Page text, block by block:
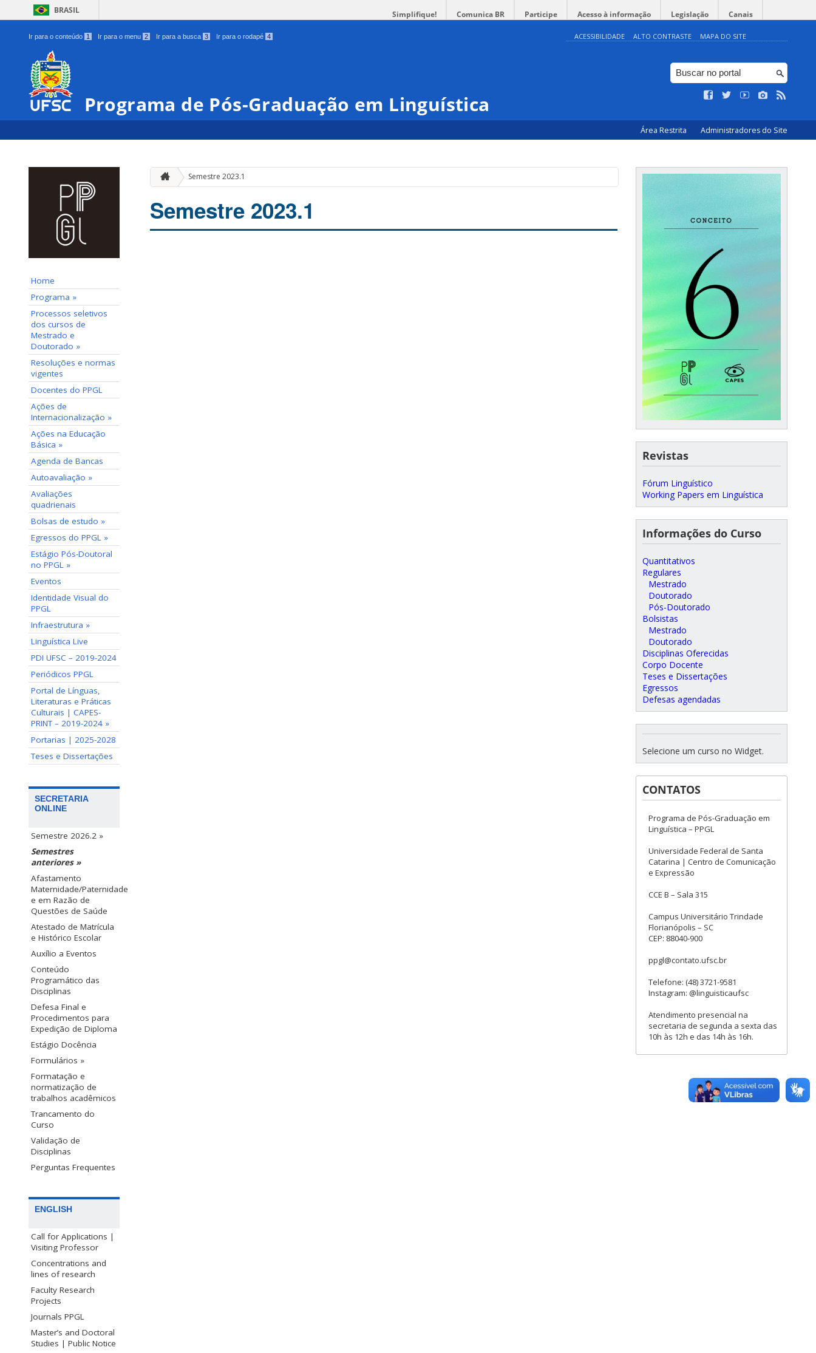
BRASIL Simplifique! Comunica BR Participe Acesso à informação Legislação Canais
Ir para o conteúdo 1 Ir para o menu 2 Ir para a busca 3 Ir para o rodapé 4 ACESSIBILIDADE ALTO CONTRASTE MAPA DO SITE
Programa de Pós-Graduação em Linguística
Área Restrita Administradores do Site
Home
Programa »
Processos seletivos
dos cursos de
Mestrado e
Doutorado »
Resoluções e normas
vigentes
Docentes do PPGL
Ações de
Internacionalização »
Ações na Educação
Básica »
Agenda de Bancas
Autoavaliação »
Avaliações
quadrienais
Bolsas de estudo »
Egressos do PPGL »
Estágio Pós-Doutoral
no PPGL »
Eventos
Identidade Visual do
PPGL
Infraestrutura »
Linguística Live
PDI UFSC – 2019-2024
Periódicos PPGL
Portal de Línguas,
Literaturas e Práticas
Culturais | CAPES-
PRINT – 2019-2024 »
Portarias | 2025-2028
Teses e Dissertações
SECRETARIA
ONLINE
Semestre 2026.2 »
Semestres
anteriores »
Afastamento
Maternidade/Paternidade
e em Razão de
Questões de Saúde
Atestado de Matrícula
e Histórico Escolar
Auxílio a Eventos
Conteúdo
Programático das
Disciplinas
Defesa Final e
Procedimentos para
Expedição de Diploma
Estágio Docência
Formulários »
Formatação e
normatização de
trabalhos acadêmicos
Trancamento do
Curso
Validação de
Disciplinas
Perguntas Frequentes
ENGLISH
Call for Applications |
Visiting Professor
Concentrations and
lines of research
Faculty Research
Projects
Journals PPGL
Master’s and Doctoral
Studies | Public Notice
Semestre 2023.1
Semestre 2023.1
Revistas
Fórum Linguístico
Working Papers em Linguística
Informações do Curso
Quantitativos
Regulares
Mestrado
Doutorado
Pós-Doutorado
Bolsistas
Mestrado
Doutorado
Disciplinas Oferecidas
Corpo Docente
Teses e Dissertações
Egressos
Defesas agendadas
Selecione um curso no Widget.
CONTATOS
Programa de Pós-Graduação em
Linguística – PPGL
Universidade Federal de Santa
Catarina | Centro de Comunicação
e Expressão
CCE B – Sala 315
Campus Universitário Trindade
Florianópolis – SC
CEP: 88040-900
ppgl@contato.ufsc.br
Telefone: (48) 3721-9581
Instagram: @linguisticaufsc
Atendimento presencial na
secretaria de segunda a sexta das
10h às 12h e das 14h às 16h.